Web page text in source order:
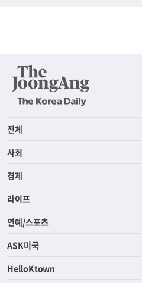
전체
사회
경제
라이프
연예/스포츠
ASK미국
HelloKtown